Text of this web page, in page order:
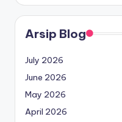
Arsip Blog
July 2026
June 2026
May 2026
April 2026